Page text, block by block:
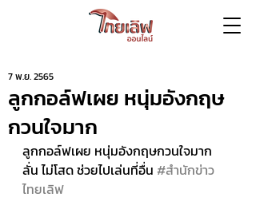
ลูกกอล์ฟเผย หนุ่มอังกฤษ
กวนใจมาก
7 พ.ย. 2565
ลูกกอล์ฟเผย หนุ่มอังกฤษกวนใจมาก
ลั่น ไม่โสด ช่วยไปเล่นที่อื่น #สำนักข่าว
ไทยเลิฟ